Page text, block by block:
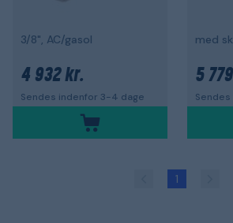
3/8", AC/gasol
4 932 kr.
Sendes indenfor 3-4 dage
med
5
1